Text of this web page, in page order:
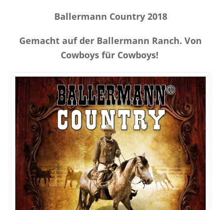
Ballermann Country 2018
Gemacht auf der Ballermann Ranch. Von
Cowboys für Cowboys!